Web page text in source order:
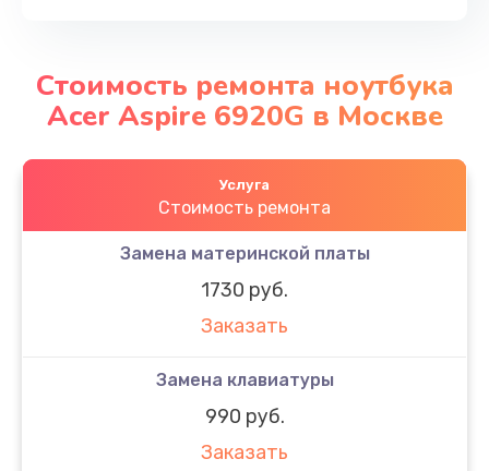
Стоимость ремонта ноутбука
Acer Aspire 6920G в Москве
Услуга
Стоимость ремонта
Замена материнской платы
1730 руб.
Заказать
Замена клавиатуры
990 руб.
Заказать